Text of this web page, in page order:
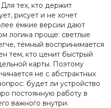
тех, кто держит
рисует и не хочет
ёмкие версии дают
логика проще: светлые
тёмный воспринимается
тем, кто ценит быстрый
карты. Поэтому
не с абстрактных
будет ли устройство
постоянную работу в
важного внутри.